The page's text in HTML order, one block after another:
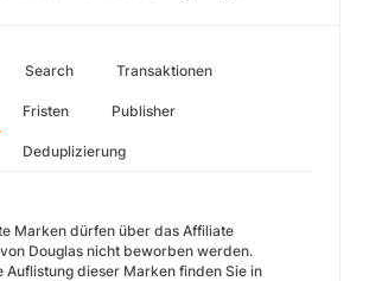
Search Transaktionen
Fristen Publisher
Deduplizierung
Marken dürfen über das Affiliate
Douglas nicht beworben werden.
Auflistung dieser Marken finden Sie in